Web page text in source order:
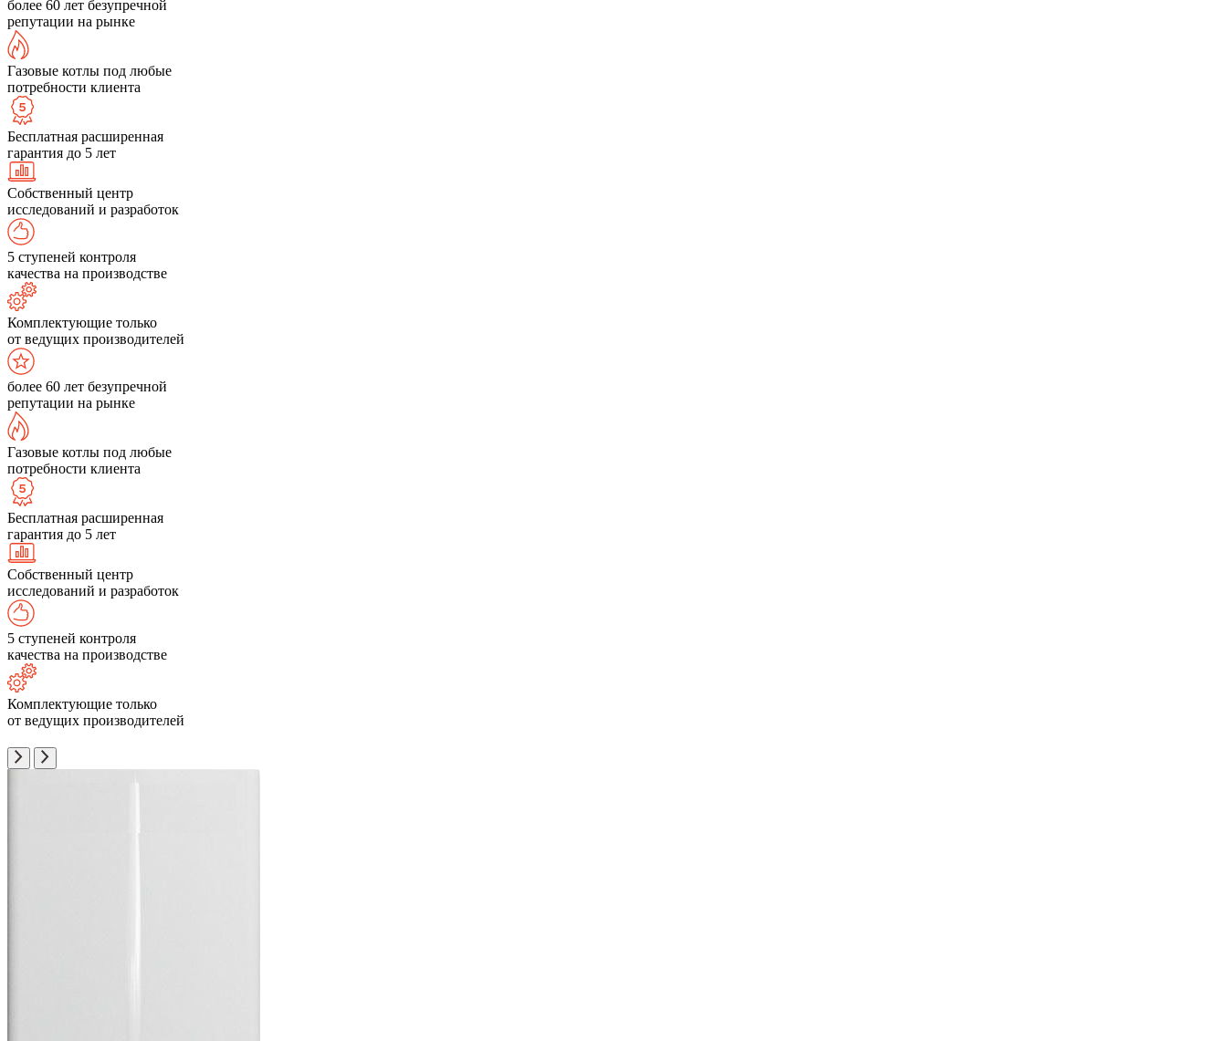
более 60 лет безупречной
репутации на рынке
Газовые котлы под любые
потребности клиента
Бесплатная расширенная
гарантия до 5 лет
Собственный центр
исследований и разработок
5 ступеней контроля
качества на производстве
Комплектующие только
от ведущих производителей
более 60 лет безупречной
репутации на рынке
Газовые котлы под любые
потребности клиента
Бесплатная расширенная
гарантия до 5 лет
Собственный центр
исследований и разработок
5 ступеней контроля
качества на производстве
Комплектующие только
от ведущих производителей